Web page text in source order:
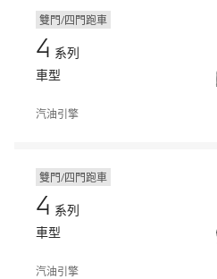
雙門/四門跑車
4 系列
車型
汽油引擎
雙門/四門跑車
4 系列
車型
汽油引擎